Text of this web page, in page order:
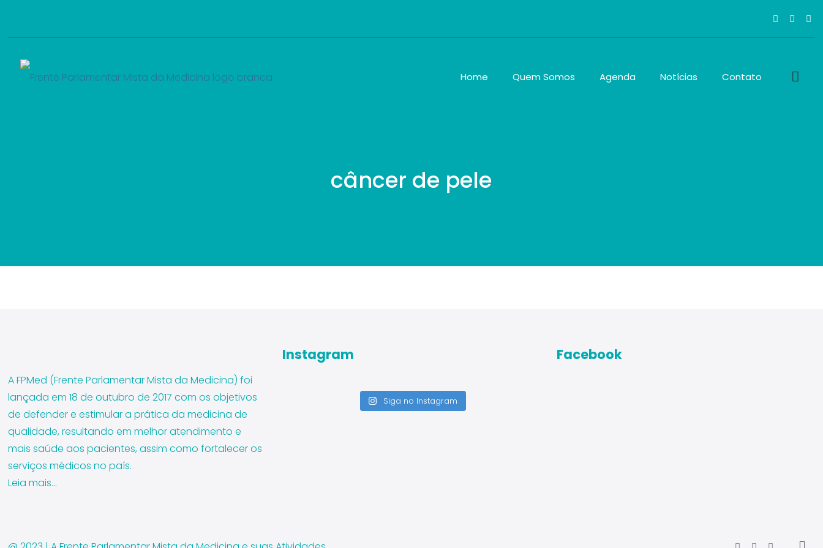
Home Quem Somos Agenda Notícias Contato
câncer de pele
A FPMed (Frente Parlamentar Mista da Medicina) foi
lançada em 18 de outubro de 2017 com os objetivos
de defender e estimular a prática da medicina de
qualidade, resultando em melhor atendimento e
mais saúde aos pacientes, assim como fortalecer os
serviços médicos no país.
Leia mais…
Instagram
Siga no Instagram
Facebook